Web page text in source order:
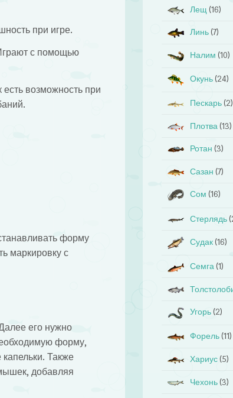
при игре.
с помощью
возможность при
форму
маркировку с
его нужно
форму,
Также
добавляя
Лещ (16)
Линь (7)
Налим (10)
Окунь (24)
Пескарь (2)
Плотва (13)
Ротан (3)
Сазан (7)
Сом (16)
Стерлядь
Судак (16)
Семга (1)
Угорь (2)
Форель (11)
Хариус (5)
Чехонь (3)